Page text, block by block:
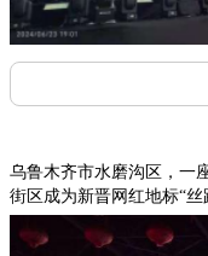
乌鲁木齐市水磨沟区，一
街区成为新晋网红地标“丝